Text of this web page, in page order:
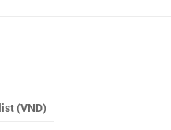
(VND)